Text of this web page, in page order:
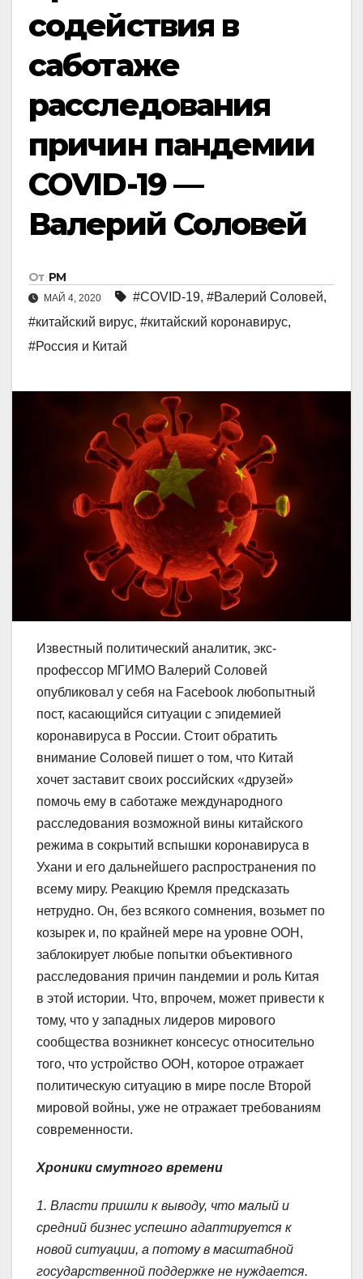
содействия в
саботаже
расследования
причин пандемии
COVID-19 —
Валерий Соловей
От РМ
МАЙ 4, 2020 #COVID-19, #Валерий Соловей,
#китайский вирус, #китайский коронавирус,
#Россия и Китай
Известный политический аналитик, экс-
профессор МГИМО Валерий Соловей
опубликовал у себя на Facebook любопытный
пост, касающийся ситуации с эпидемией
коронавируса в России. Стоит обратить
внимание Соловей пишет о том, что Китай
хочет заставит своих российских «друзей»
помочь ему в саботаже международного
расследования возможной вины китайского
режима в сокрытий вспышки коронавируса в
Ухани и его дальнейшего распространения по
всему миру. Реакцию Кремля предсказать
нетрудно. Он, без всякого сомнения, возьмет по
козырек и, по крайней мере на уровне ООН,
заблокирует любые попытки объективного
расследования причин пандемии и роль Китая
в этой истории. Что, впрочем, может привести к
тому, что у западных лидеров мирового
сообщества возникнет консесус относительно
того, что устройство ООН, которое отражает
политическую ситуацию в мире после Второй
мировой войны, уже не отражает требованиям
современности.
Хроники смутного времени
1. Власти пришли к выводу, что малый и
средний бизнес успешно адаптируется к
новой ситуации, а потому в масштабной
государственной поддержке не нуждается.